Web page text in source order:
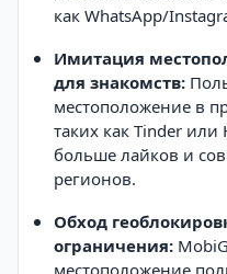
как WhatsApp/
Имитация
для знакомств:
местоположение в
таких как Tinder или
больше лайков и
регионов.
Обход
ограничения: